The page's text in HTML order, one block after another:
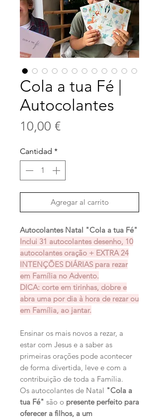
Cola a tua Fé |
Autocolantes
10,00 €Precio
Cantidad *
Agregar al carrito
Autocolantes Natal "Cola a tua Fé"
Inclui 31 autocolantes desenho, 10
autocolantes oração + EXTRA 24
INTENÇÕES DIÁRIAS para rezar
em Família no Advento.
DICA: corte em tirinhas, dobre e
abra uma por dia à hora de rezar ou
em Família, ao jantar.
Ensinar os mais novos a rezar, a
estar com Jesus e a saber as
primeiras orações pode acontecer
de forma divertida, leve e com a
contribuição de toda a Família.
Os autocolantes de Natal "Cola a
tua Fé" são o presente perfeito para
oferecer a filhos, a um